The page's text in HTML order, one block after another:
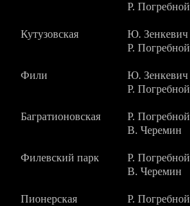
Р. Погребной
Кутузовская
Ю. Зенкевич
Р. Погребной
Фили
Ю. Зенкевич
Р. Погребной
Багратионовская
Р. Погребной
В. Черемин
Филевский парк
Р. Погребной
В. Черемин
Пионерская
Р. Погребной